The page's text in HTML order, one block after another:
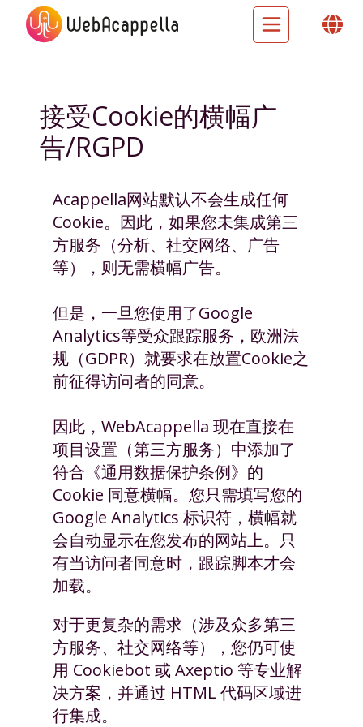
接受Cookie的横幅广
告/RGPD
Acappella网站默认不会生成任何
Cookie。因此，如果您未集成第三
方服务（分析、社交网络、广告
等），则无需横幅广告。
但是，一旦您使用了Google
Analytics等受众跟踪服务，欧洲法
规（GDPR）就要求在放置Cookie之
前征得访问者的同意。
因此，WebAcappella 现在直接在
项目设置（第三方服务）中添加了
符合《通用数据保护条例》的
Cookie 同意横幅。您只需填写您的
Google Analytics 标识符，横幅就
会自动显示在您发布的网站上。只
有当访问者同意时，跟踪脚本才会
加载。
对于更复杂的需求（涉及众多第三
方服务、社交网络等），您仍可使
用 Cookiebot 或 Axeptio 等专业解
决方案，并通过 HTML 代码区域进
行集成。